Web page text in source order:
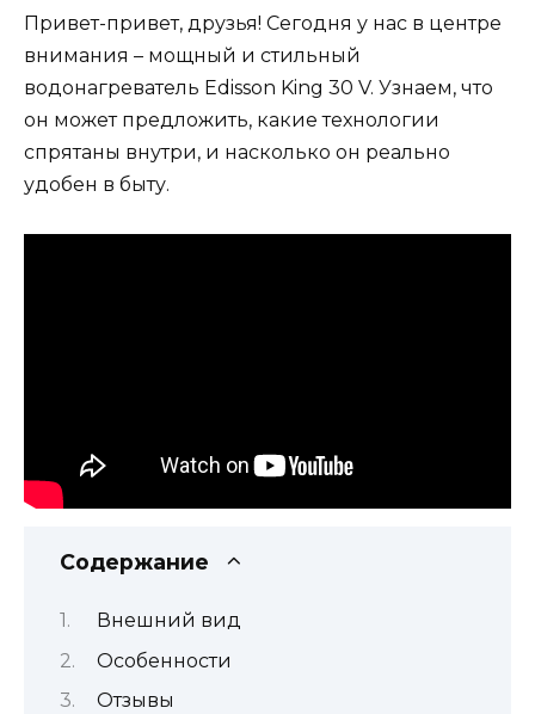
Привет-привет, друзья! Сегодня у нас в центре
внимания – мощный и стильный
водонагреватель Edisson King 30 V. Узнаем, что
он может предложить, какие технологии
спрятаны внутри, и насколько он реально
удобен в быту.
Содержание
Внешний вид
Особенности
Отзывы